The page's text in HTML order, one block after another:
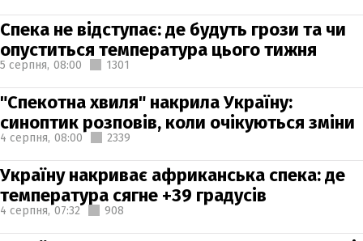
Спека не відступає: де будуть грози та чи
опуститься температура цього тижня
5 серпня, 08:00 1301
"Спекотна хвиля" накрила Україну:
синоптик розповів, коли очікуються зміни
4 серпня, 08:00 2339
Україну накриває африканська спека: де
температура сягне +39 градусів
4 серпня, 07:32 908